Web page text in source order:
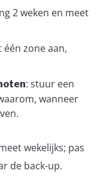
2 weken en meet
één zone aan,
: stuur een
wanneer
wekelijks; pas
de back-up.